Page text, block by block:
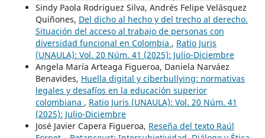
Sindy Paola Rodriguez Silva, Andrés Felipe Velásquez
Quiñones, Del dicho al hecho y del trecho al derecho.
Situación del acceso al trabajo de personas con
diversidad funcional en Colombia , Ratio Juris
(UNAULA): Vol. 20 Núm. 41 (2025): Julio-Diciembre
Angela María Arteaga Figueroa, Daniela Narváez
Benavides, Huella digital y ciberbullying: normativas
legales y desafíos en la educación superior
colombiana , Ratio Juris (UNAULA): Vol. 20 Núm. 41
(2025): Julio-Diciembre
José Javier Capera Figueroa, Reseña del texto Raúl